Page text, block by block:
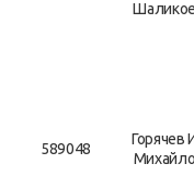
589048
Горячев